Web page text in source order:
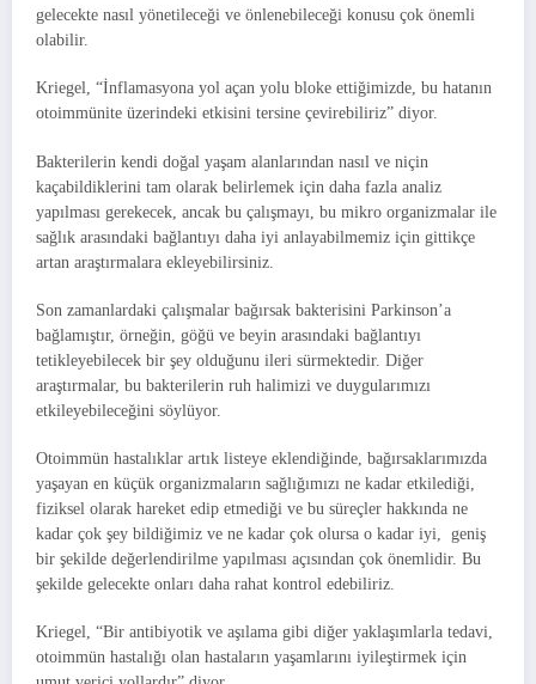
gelecekte nasıl yönetileceği ve önlenebileceği konusu çok önemli
olabilir.
Kriegel, “İnflamasyona yol açan yolu bloke ettiğimizde, bu hatanın
otoimmünite üzerindeki etkisini tersine çevirebiliriz” diyor.
Bakterilerin kendi doğal yaşam alanlarından nasıl ve niçin
kaçabildiklerini tam olarak belirlemek için daha fazla analiz
yapılması gerekecek, ancak bu çalışmayı, bu mikro organizmalar ile
sağlık arasındaki bağlantıyı daha iyi anlayabilmemiz için gittikçe
artan araştırmalara ekleyebilirsiniz.
Son zamanlardaki çalışmalar bağırsak bakterisini Parkinson’a
bağlamıştır, örneğin, göğü ve beyin arasındaki bağlantıyı
tetikleyebilecek bir şey olduğunu ileri sürmektedir. Diğer
araştırmalar, bu bakterilerin ruh halimizi ve duygularımızı
etkileyebileceğini söylüyor.
Otoimmün hastalıklar artık listeye eklendiğinde, bağırsaklarımızda
yaşayan en küçük organizmaların sağlığımızı ne kadar etkilediği,
fiziksel olarak hareket edip etmediği ve bu süreçler hakkında ne
kadar çok şey bildiğimiz ve ne kadar çok olursa o kadar iyi, geniş
bir şekilde değerlendirilme yapılması açısından çok önemlidir. Bu
şekilde gelecekte onları daha rahat kontrol edebiliriz.
Kriegel, “Bir antibiyotik ve aşılama gibi diğer yaklaşımlarla tedavi,
otoimmün hastalığı olan hastaların yaşamlarını iyileştirmek için